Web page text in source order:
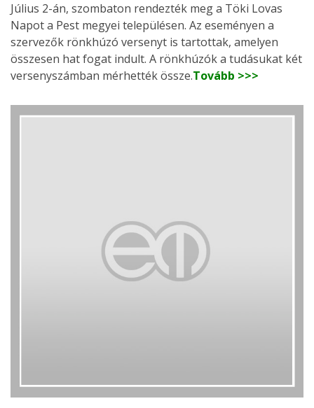
Július 2-án, szombaton rendezték meg a Töki Lovas
Napot a Pest megyei településen. Az eseményen a
szervezők rönkhúzó versenyt is tartottak, amelyen
összesen hat fogat indult. A rönkhúzók a tudásukat két
versenyszámban mérhették össze.Tovább >>>